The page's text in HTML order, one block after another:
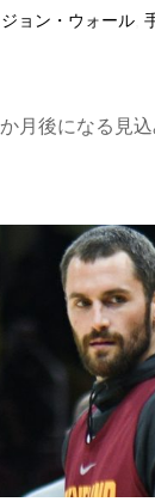
ジョン・ウォール,
月後になる見込